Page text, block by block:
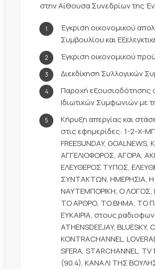
στην Αίθουσα Συνεδρίων της
Έγκριση οικονομικού
Συμβουλίου και
Έγκριση οικονομικού
Διεκδίκηση Συλλογικών
Παροχή εξουσιοδότησης
Ιδιωτικών Συμφωνιών με
Κήρυξη απεργίας και
στις εφημερίδες: 1-2-Χ-
FREESUNDAY, GOALNEWS,
ΑΓΓΕΛΙΟΦΟΡΟΣ, ΑΓΟΡΑ,
ΕΛΕΥΘΕΡΟΣ ΤΥΠΟΣ,
ΣΥΝΤΑΚΤΩΝ, ΗΜΕΡΗΣΙΑ, Η
ΝΑΥΤΕΜΠΟΡΙΚΗ, Ο
ΤΟ ΑΡΘΡΟ, ΤΟ ΒΗΜΑ, ΤΟ
ΕΥΚΑΙΡΙΑ, στους
ATHENSDEEJAY, BLUESKY,
KONTRACHANNEL,
SFERA, STARCHANNEL,
(90.4), ΚΑΝΑΛΙ ΤΗΣ